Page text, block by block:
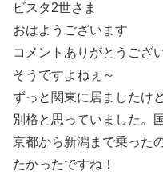
ビスタ2世さま
おはようございます
コメントありがとうござ
そうですよねぇ～
ずっと関東に居ましたけ
別格と思っていました。
京都から新潟まで乗った
たかったですね！